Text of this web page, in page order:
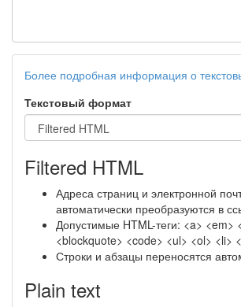
Более подробная информация о
Текстовый формат
Filtered HTML
Адреса страниц и электронной
автоматически преобразуются в
Допустимые HTML-теги: <a> <em>
<blockquote> <code> <ul> <ol> <li>
Строки и абзацы переносятся
Plain text